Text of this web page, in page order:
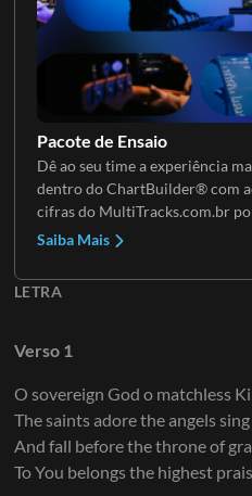
Guitarra 4
Guitarra 5
Guitarra 6
Guitarra 7
Pacote de Ensaio
Dê ao seu time a experiência
dentro do ChartBuilder® com
cifras do MultiTracks.com.br
Saiba Mais
LETRA
Verso 1
O sovereign God o matchless
The saints adore the angels sing
And fall before the throne of
To You belongs the highest